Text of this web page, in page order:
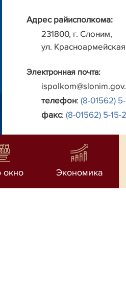
Адрес райисполкома:
231800, г. Слоним,
ул.
Электронная почта:
телефон: (8-01562)
факс: (8-01562) 5-15-
окно Экономика